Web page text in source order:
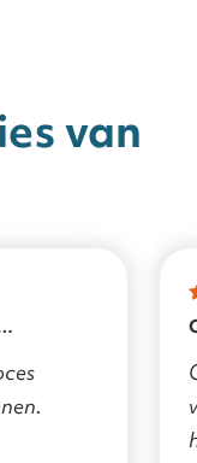
van